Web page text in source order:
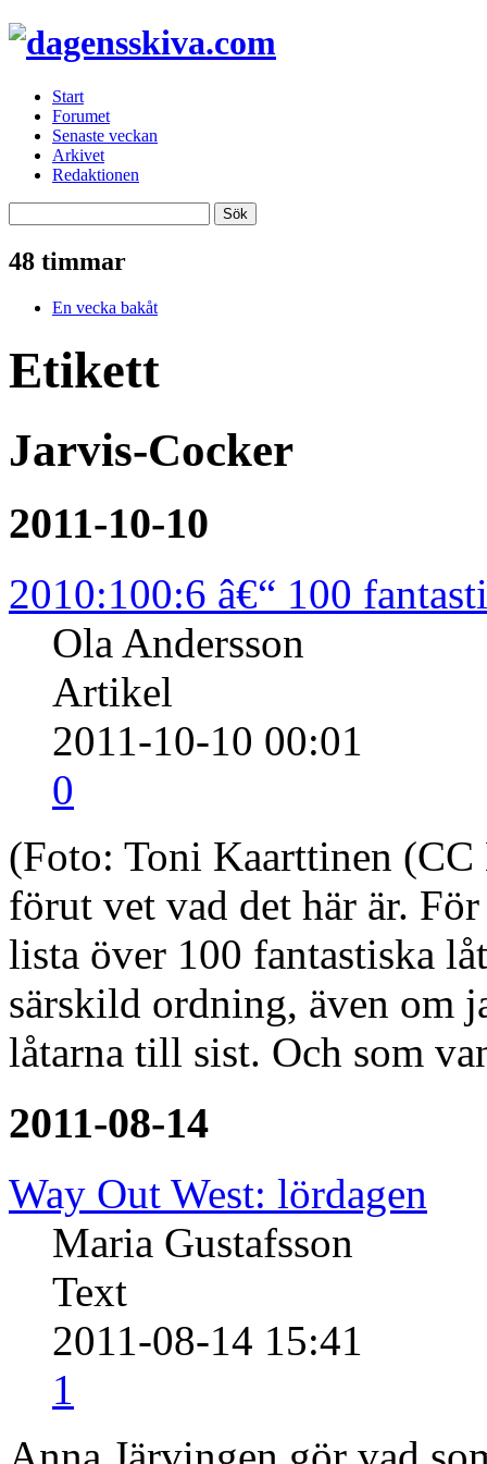
Start
Forumet
Senaste veckan
Arkivet
Redaktionen
48 timmar
En vecka bakåt
Etikett
Jarvis-Cocker
2011-10-10
2010:100:6 â€“ 100
Ola Andersson
Artikel
2011-10-10 00:01
0
(Foto: Toni Kaarttinen
förut vet vad det här är.
lista över 100 fantastiska
särskild ordning, även om
låtarna till sist. Och som
2011-08-14
Way Out West: lördagen
Maria Gustafsson
Text
2011-08-14 15:41
1